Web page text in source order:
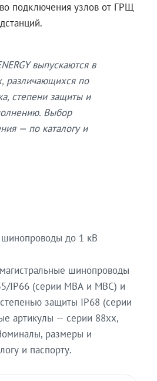
подключения узлов от ГРЩ
выпускаются в
различающихся по
степени защиты и
Выбор
— по каталогу и
до 1 кВ
шинопроводы
IP66 (серии МВА и МВС) и
защиты IP68 (серии
артикулы — серии 88xx,
размеры и
и паспорту.